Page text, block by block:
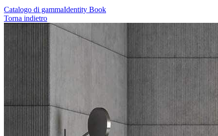
Catalogo di gammaIdentity Book
Torna indietro